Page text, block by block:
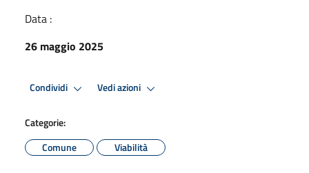
Data :
26 maggio 2025
Condividi Vedi azioni
Categorie:
Comune
Viabilità